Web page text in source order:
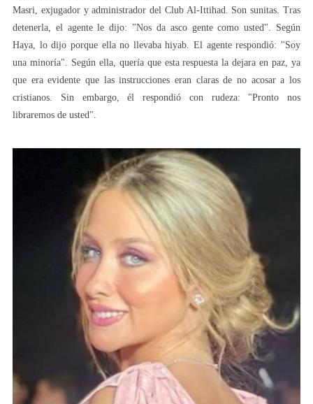
Masri, exjugador y administrador del Club Al-Ittihad. Son sunitas. Tras
detenerla, el agente le dijo: "Nos da asco gente como usted". Según
Haya, lo dijo porque ella no llevaba hiyab. El agente respondió: "Soy
una minoría". Según ella, quería que esta respuesta la dejara en paz, ya
que era evidente que las instrucciones eran claras de no acosar a los
cristianos. Sin embargo, él respondió con rudeza: "Pronto nos
libraremos de usted".